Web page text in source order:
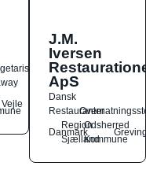
Vejle
J.M.
Iversen
ApS
Dansk
Restauranter
Danmark
Region
Sjælland
Odsherred
Kommune